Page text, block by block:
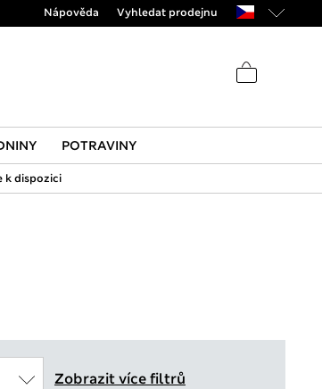
Nápověda Vyhledat prodejnu
POTRAVINY
k dispozici
Zobrazit více filtrů